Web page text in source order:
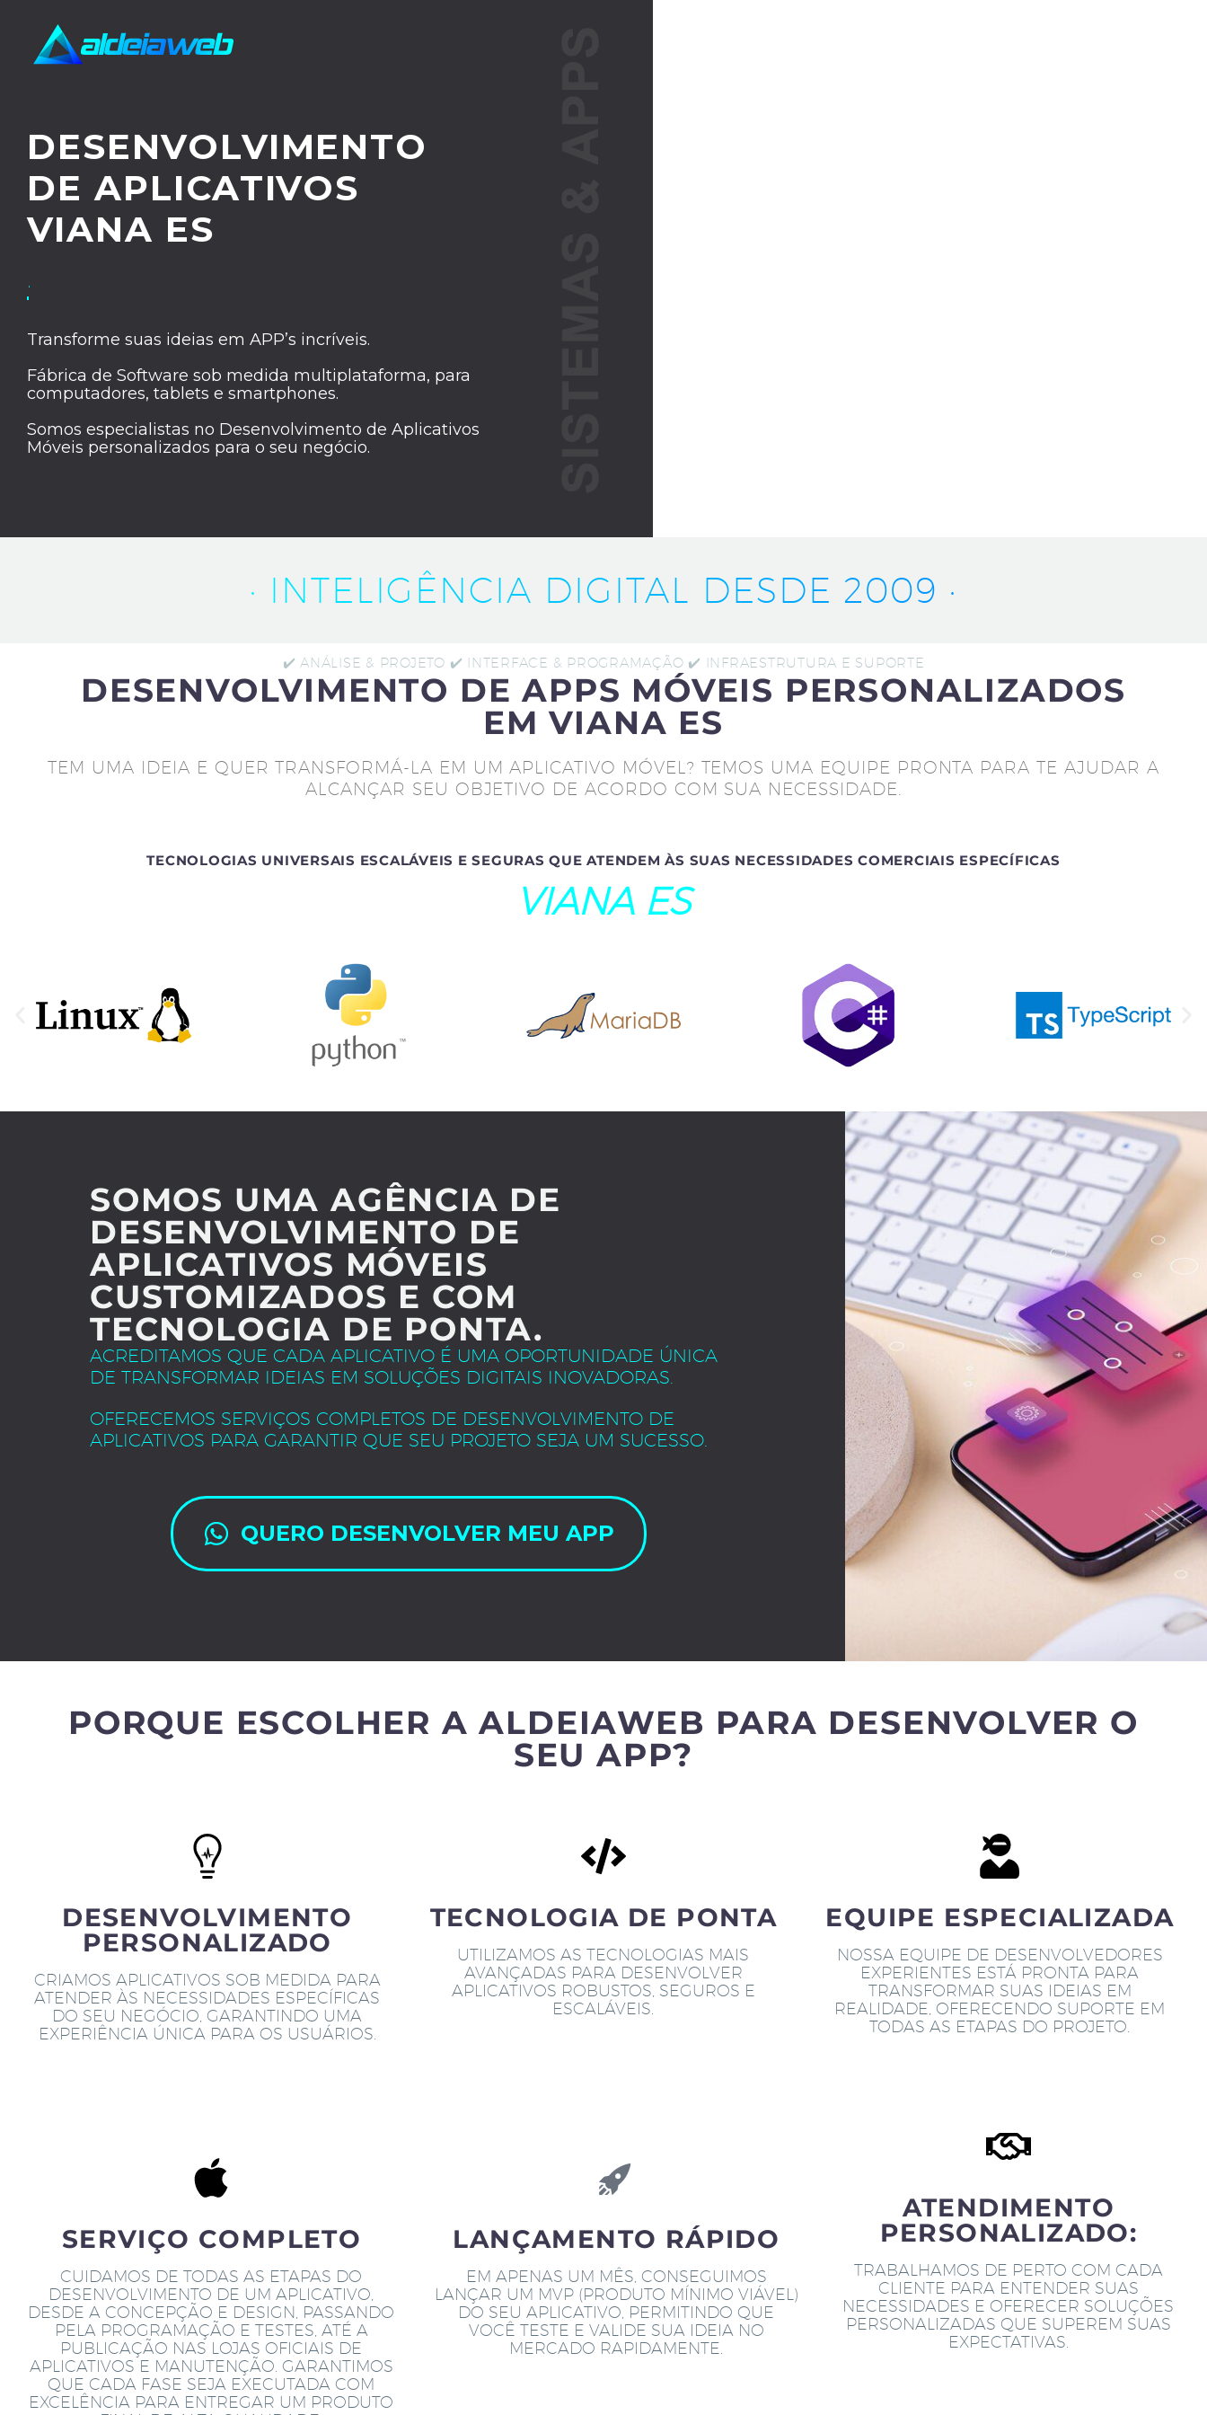
DESENVOLVIMENTO
DE APLICATIVOS
VIANA ES
· UX/UI DESIGN
Transforme suas ideias em APP’s incríveis.
Fábrica de Software sob medida multiplataforma, para
computadores, tablets e smartphones.
Somos especialistas no Desenvolvimento de Aplicativos
Móveis personalizados para o seu negócio.
· INTELIGÊNCIA DIGITAL DESDE 2009 ·
✔️ ANÁLISE & PROJETO ✔️ INTERFACE & PROGRAMAÇÃO ✔️ INFRAESTRUTURA E SUPORTE
DESENVOLVIMENTO DE APPS MÓVEIS PERSONALIZADOS
EM VIANA ES
TEM UMA IDEIA E QUER TRANSFORMÁ-LA EM UM APLICATIVO MÓVEL? TEMOS UMA EQUIPE PRONTA PARA TE AJUDAR A
ALCANÇAR SEU OBJETIVO DE ACORDO COM SUA NECESSIDADE.
TECNOLOGIAS UNIVERSAIS ESCALÁVEIS E SEGURAS QUE ATENDEM ÀS SUAS NECESSIDADES COMERCIAIS ESPECÍFICAS
VIANA ES
SOMOS UMA AGÊNCIA DE
DESENVOLVIMENTO DE
APLICATIVOS MÓVEIS
CUSTOMIZADOS E COM
TECNOLOGIA DE PONTA.
ACREDITAMOS QUE CADA APLICATIVO É UMA OPORTUNIDADE ÚNICA
DE TRANSFORMAR IDEIAS EM SOLUÇÕES DIGITAIS INOVADORAS.
OFERECEMOS SERVIÇOS COMPLETOS DE DESENVOLVIMENTO DE
APLICATIVOS PARA GARANTIR QUE SEU PROJETO SEJA UM SUCESSO.
QUERO DESENVOLVER MEU APP
PORQUE ESCOLHER A ALDEIAWEB PARA DESENVOLVER O
SEU APP?
DESENVOLVIMENTO
PERSONALIZADO
CRIAMOS APLICATIVOS SOB MEDIDA PARA
ATENDER ÀS NECESSIDADES ESPECÍFICAS
DO SEU NEGÓCIO, GARANTINDO UMA
EXPERIÊNCIA ÚNICA PARA OS USUÁRIOS.
TECNOLOGIA DE PONTA
UTILIZAMOS AS TECNOLOGIAS MAIS
AVANÇADAS PARA DESENVOLVER
APLICATIVOS ROBUSTOS, SEGUROS E
ESCALÁVEIS.
EQUIPE ESPECIALIZADA
NOSSA EQUIPE DE DESENVOLVEDORES
EXPERIENTES ESTÁ PRONTA PARA
TRANSFORMAR SUAS IDEIAS EM
REALIDADE, OFERECENDO SUPORTE EM
TODAS AS ETAPAS DO PROJETO.
SERVIÇO COMPLETO
CUIDAMOS DE TODAS AS ETAPAS DO
DESENVOLVIMENTO DE UM APLICATIVO,
DESDE A CONCEPÇÃO E DESIGN, PASSANDO
PELA PROGRAMAÇÃO E TESTES, ATÉ A
PUBLICAÇÃO NAS LOJAS OFICIAIS DE
APLICATIVOS E MANUTENÇÃO. GARANTIMOS
QUE CADA FASE SEJA EXECUTADA COM
EXCELÊNCIA PARA ENTREGAR UM PRODUTO
LANÇAMENTO RÁPIDO
EM APENAS UM MÊS, CONSEGUIMOS
LANÇAR UM MVP (PRODUTO MÍNIMO VIÁVEL)
DO SEU APLICATIVO, PERMITINDO QUE
VOCÊ TESTE E VALIDE SUA IDEIA NO
MERCADO RAPIDAMENTE.
ATENDIMENTO
PERSONALIZADO:
TRABALHAMOS DE PERTO COM CADA
CLIENTE PARA ENTENDER SUAS
NECESSIDADES E OFERECER SOLUÇÕES
PERSONALIZADAS QUE SUPEREM SUAS
EXPECTATIVAS.